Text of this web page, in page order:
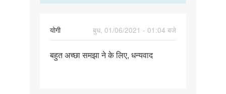
योगी
बुध, 01/06/2021 - 01:04 बजे
बहुत
बहुत अच्छा समझा ने के लिए, धन्यवाद